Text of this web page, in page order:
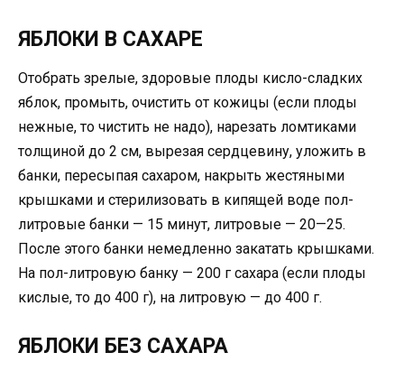
ЯБЛОКИ В САХАРЕ
Отобрать зрелые, здоровые плоды кисло-сладких
яблок, промыть, очистить от кожицы (если плоды
нежные, то чистить не надо), нарезать ломтиками
толщиной до 2 см, вырезая сердцевину, уложить в
банки, пересыпая сахаром, накрыть жестяными
крышками и стерилизовать в кипящей воде пол-
литровые банки — 15 минут, литровые — 20—25.
После этого банки немедленно закатать крышками.
На пол-литровую банку — 200 г сахара (если плоды
кислые, то до 400 г), на литровую — до 400 г.
ЯБЛОКИ БЕЗ САХАРА